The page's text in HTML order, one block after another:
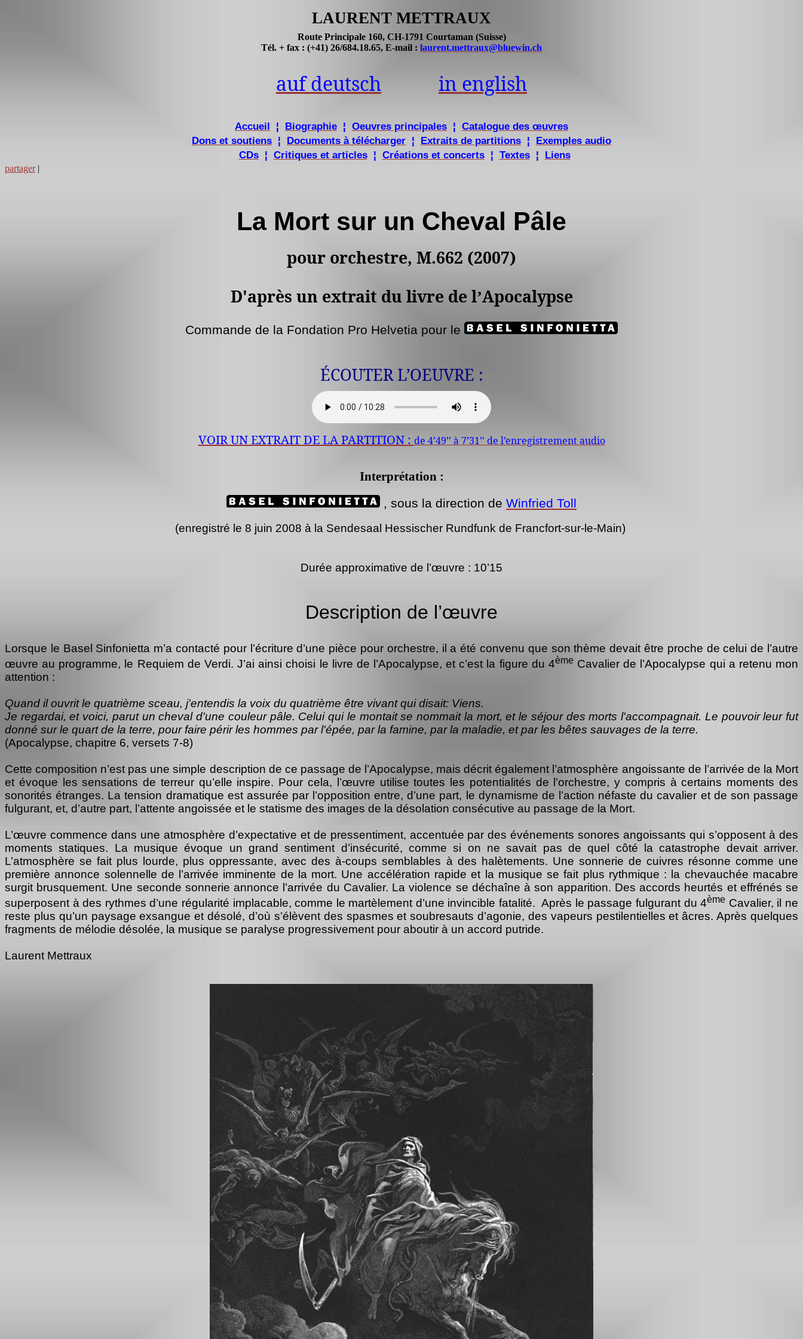
LAURENT METTRAUX
Route Principale 160, CH-1791 Courtaman (Suisse)
Tél. + fax : (+41) 26/684.18.65, E-mail : laurent.mettraux@bluewin.ch
auf deutsch in english
Accueil ¦ Biographie ¦ Oeuvres principales ¦ Catalogue des œuvres
Dons et soutiens ¦ Documents à télécharger ¦ Extraits de partitions ¦ Exemples audio
CDs ¦ Critiques et articles ¦ Créations et concerts ¦ Textes ¦ Liens
partager |
La Mort sur un Cheval Pâle
pour orchestre, M.662 (2007)
D'après un extrait du livre de l’Apocalypse
Commande de la Fondation Pro Helvetia pour le
ÉCOUTER L’OEUVRE :
VOIR UN EXTRAIT DE LA PARTITION : de 4’49’’ à 7’31’’ de l’enregistrement audio
Interprétation :
, sous la direction de Winfried Toll
(enregistré le 8 juin 2008 à la Sendesaal HessischerRundfunk de Francfort-sur-le-Main)
Durée approximative de l’œuvre : 10’15
Description de l’œuvre
Lorsque l e Basel Sinfonietta m’a contacté pour l’écriture d’une pièce pour orchestre, il a été convenu que son thème devait être proche de celui de l’autre
œuvre au programme, le Requiem de Verdi. J’ai ainsi choisi le livre de l’Apocalypse, et c’est la figure du 4èmeCavalier de l’Apocalypse qui a retenu mon
attention :
Quand il ouvrit le quatrième sceau, j'entendis la voix du quatrième être vivant qui disait: Viens.
Je regardai, et voici, parut un cheval d'une couleur pâle. Celui qui le montait se nommait la mort, et le séjour des morts l'accompagnait. Le pouvoir leur fut
donné sur le quart de la terre, pour faire périr les hommes par l'épée, par la famine, par la maladie, et par les bêtes sauvages de la terre.
(Apocalypse, chapitre 6, versets 7-8)
Cette composition n’est pas une simple description de ce passage de l’Apocalypse, mais décrit également l’atmosphère angoissante de l’arrivée de la Mort
et évoque les sensations de terreur qu’elle inspire. Pour cela, l’œuvre utilise toutes les potentialités de l’orchestre, y compris à certains moments des
sonorités étranges. La tension dramatique est assurée par l’opposition entre, d’une part, le dynamisme de l’action néfaste du cavalier et de son passage
fulgurant, et, d’autre part, l’attente angoissée et le statisme des images de la désolation consécutive au passage de la Mort.
L’œuvre commence dans une atmosphère d’expectative et de pressentiment, accentuée par des événements sonores angoissants qui s’opposent à des
moments statiques. La musique évoque un grand sentiment d’insécurité, comme si on ne savait pas de quel côté la catastrophe devait arriver.
L’atmosphère se fait plus lourde, plus oppressante, avec des à-coups semblables à des halètements. Une sonnerie de cuivres résonne comme une
première annonce solennelle de l’arrivée imminente de la mort. Une accélération rapide et la musique se fait plus rythmique : la chevauchée macabre
surgit brusquement. Une seconde sonnerie annonce l’arrivée du Cavalier. La violence se déchaîne à son apparition. Des accords heurtés et effrénés se
superposent à des rythmes d’une régularité implacable, comme le martèlement d’une invincible fatalité. Après le passage fulgurant du 4ème Cavalier, il ne
reste plus qu’un paysage exsangue et désolé, d’où s’élèvent des spasmes et soubresauts d’agonie, des vapeurs pestilentielles et âcres. Après quelques
fragments de mélodie désolée, la musique se paralyse progressivement pour aboutir à un accord putride.
Laurent Mettraux